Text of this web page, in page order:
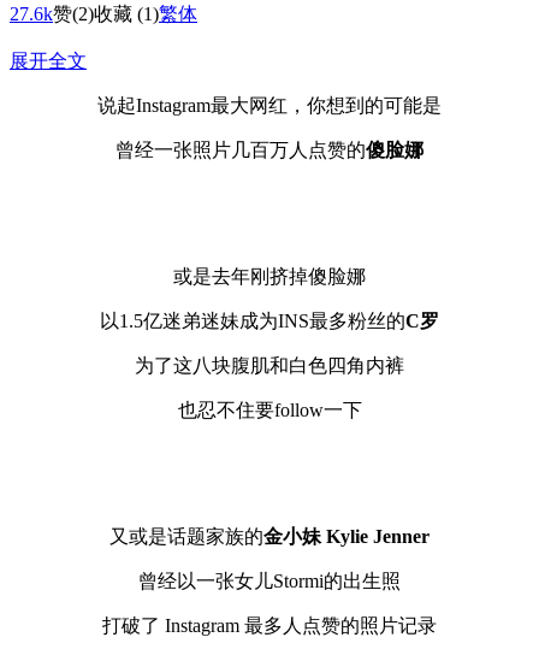
27.6k赞(2)收藏 (1)繁体
展开全文
说起Instagram最大网红，你想到的可能是
曾经一张照片几百万人点赞的傻脸娜
或是去年刚挤掉傻脸娜
以1.5亿迷弟迷妹成为INS最多粉丝的C罗
为了这八块腹肌和白色四角内裤
也忍不住要follow一下
又或是话题家族的金小妹 Kylie Jenner
曾经以一张女儿Stormi的出生照
打破了 Instagram 最多人点赞的照片记录